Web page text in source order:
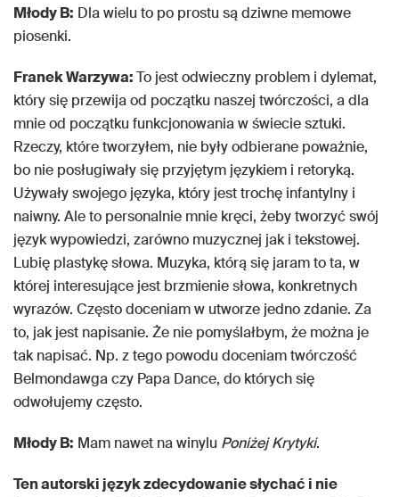
Młody B: Dla wielu to po prostu są dziwne memowe
piosenki.
Franek Warzywa:To jest odwieczny problem i dylemat,
który się przewija od początku naszej twórczości, a dla
mnie od początku funkcjonowania w świecie sztuki.
Rzeczy, które tworzyłem, nie były odbierane poważnie,
bo nie posługiwały się przyjętym językiem i retoryką.
Używały swojego języka, który jest trochę infantylny i
naiwny. Ale to personalnie mnie kręci, żeby tworzyć swój
język wypowiedzi, zarówno muzycznej jak i tekstowej.
Lubię plastykę słowa. Muzyka, którą się jaram to ta, w
której interesujące jest brzmienie słowa, konkretnych
wyrazów. Często doceniam w utworze jedno zdanie. Za
to, jak jest napisanie. Że nie pomyślałbym, że można je
tak napisać. Np. z tego powodu doceniam twórczość
Belmondawga czy Papa Dance, do których się
odwołujemy często.
Młody B: Mam nawet na winylu Poniżej Krytyki.
Ten autorski język zdecydowanie słychać i nie